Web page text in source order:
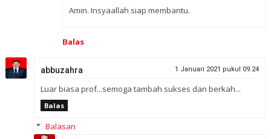
Amin. Insyaallah siap membantu.
Balas
abbuzahra 1 Januari 2021 pukul 09.24
Luar biasa prof...semoga tambah sukses dan berkah...
Balas
Balasan